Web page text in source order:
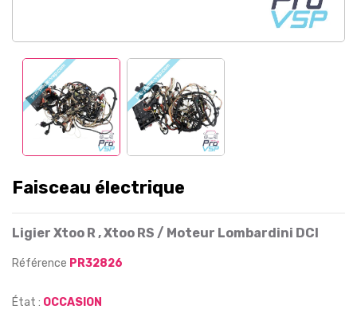
Faisceau électrique
Ligier Xtoo R , Xtoo RS / Moteur Lombardini DCI
Référence PR32826
État : OCCASION